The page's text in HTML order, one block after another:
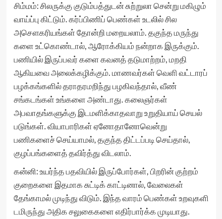
சிம்மம்: சிலருக்கு குடும்பத்துடன் சுற்றுலா சென்று மகிழும்
வாய்ப்பு கிட்டும். கர்ப்பிணிப் பெண்கள் உடலில் சில
அசௌகரியங்கள் தோன்றி மறையலாம். தகுந்த மருந்து
களை உட்கொண்டால், ஆரோக்கியம் நன்றாக இருக்கும்.
பணியில் இருப்பவர் களை கவனத் தடுமாற்றம், மறதி
ஆகியவை அலைக்கழிக்கும். மாணவர்கள் வெளி வட்டாரப்
பழக்கங்களில் தராதரமறிந்து பழகிவந்தால், வீண்
சங்கடங்கள் உங்களை அண்டாது. கலைஞர்கள்
அபவாதங்களுக்கு இடமளிக்காதவாறு உறுதியாய் செயல்
படுங்கள். வியாபாரிகள் ஏனோதானோவென்று
பணிகளைச் செய்யாமல், தகுந்த திட்டப்படி செய்தால்,
குழப்பங்களைத் தவிர்த்து விடலாம்.
கன்னி: உயர்ந்த பதவியில் இருப்போர்கள், பிறரின் குற்றம்
குறைகளை இதமாக சுட்டிக் காட்டினால், வேலைகள்
தேங்காமல் முடிந்து விடும். இந்த வாரம் பெண்கள் உறவுகளி
டமிருந்து அதிக சலுகைகளை எதிர்பார்க்க முடியாது.